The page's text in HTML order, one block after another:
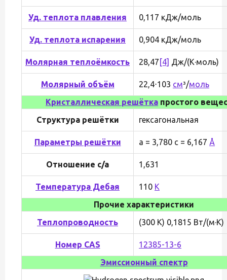
Уд. теплота плавления 0,117 кДж/моль
Уд. теплота испарения 0,904 кДж/моль
Молярная теплоёмкость 28,47 [4] Дж/(K·моль)
Молярный объём 22,4⋅103 см³/моль
Кристаллическая решётка простого
Структура решётки
гексагональная
Параметры решётки a = 3,780 c = 6,167 Å
Отношение c/a 1,631
Температура Дебая 110 K
Прочие характеристики
Теплопроводность
(300 K) 0,1815 Вт/(м·К)
Номер CAS
12385-13-6
Эмиссионный спектр